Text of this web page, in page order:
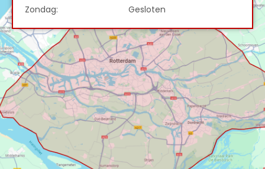
Zondag:
Gesloten